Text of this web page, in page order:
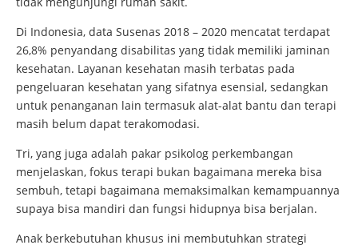
Di Indonesia, data Susenas 2018 – 2020 mencatat terdapat
26,8% penyandang disabilitas yang tidak memiliki jaminan
kesehatan. Layanan kesehatan masih terbatas pada
pengeluaran kesehatan yang sifatnya esensial, sedangkan
untuk penanganan lain termasuk alat-alat bantu dan terapi
masih belum dapat terakomodasi.
Tri, yang juga adalah pakar psikolog perkembangan
menjelaskan, fokus terapi bukan bagaimana mereka bisa
sembuh, tetapi bagaimana memaksimalkan kemampuannya
supaya bisa mandiri dan fungsi hidupnya bisa berjalan.
Anak berkebutuhan khusus ini membutuhkan strategi